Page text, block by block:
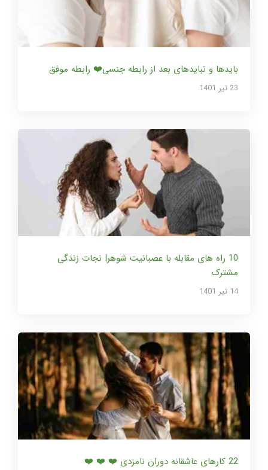
بایدها و نبایدهای بعد از رابطه جنسی❤️ رابطه موفق
23 تير 1401
10 راه های مقابله با عصبانیت شوهر| نجات زندگی
مشترک
14 تير 1401
22 کارهای عاشقانه دوران نامزدی ❤️ ❤️ ❤️